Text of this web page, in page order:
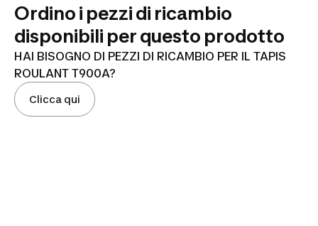
Ordino i pezzi di ricambio
disponibili per questo prodotto
HAI BISOGNO DI PEZZI DI RICAMBIO PER IL TAPIS
ROULANT T900A?
Clicca qui